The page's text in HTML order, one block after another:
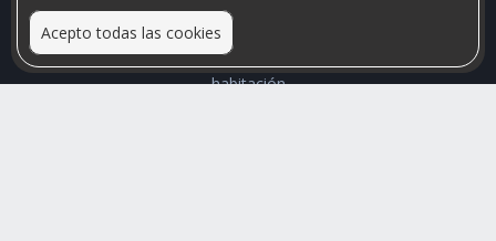
Acepto todas las cookies
Relacionamos personas que arriendan con las que buscan una
habitación